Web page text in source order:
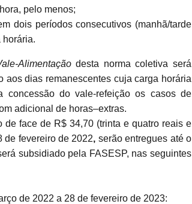
pelo menos;
dois períodos consecutivos (manhã/tarde
horária.
Alimentaçãodesta norma coletiva será
dias remanescentes cuja carga horária
concessão do vale-refeição os casos de
adicional de horas–extras.
de face de R$ 34,70 (trinta e quatro reais e
de fevereiro de 2022, serão entregues até o
subsidiado pela FASESP, nas seguintes
de 2022 a 28 de fevereiro de 2023: